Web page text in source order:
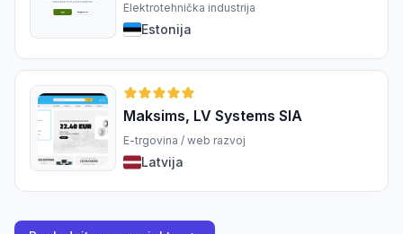
Elektrotehnička industrija
Estonija
Maksims, LV Systems SIA
E-trgovina / web razvoj
Latvija